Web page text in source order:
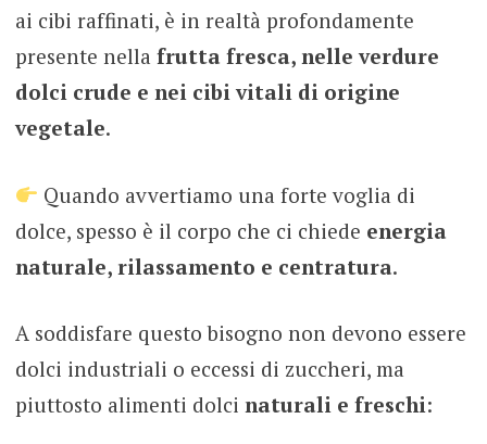
ai cibi raffinati, è in realtà profondamente
presente nella frutta fresca, nelle verdure
dolci crude e nei cibi vitali di origine
vegetale.
Quando avvertiamo una forte voglia di
dolce, spesso è il corpo che ci chiede energia
naturale, rilassamento e centratura.
A soddisfare questo bisogno non devono essere
dolci industriali o eccessi di zuccheri, ma
piuttosto alimenti dolci naturali e freschi: